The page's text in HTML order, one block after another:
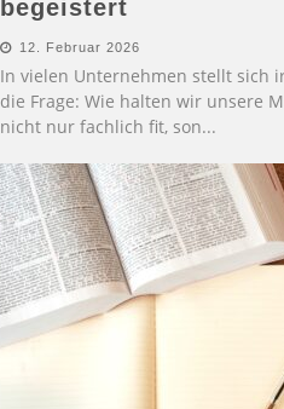
begeistert
12. Februar 2026
In vielen Unternehmen stellt sich
die Frage: Wie halten wir unsere
nicht nur fachlich fit, son...